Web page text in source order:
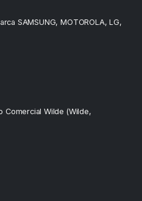
SAMSUNG, MOTOROLA, LG,
Comercial Wilde (Wilde,